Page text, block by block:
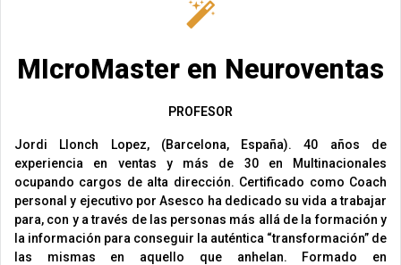
MIcroMaster en Neuroventas
PROFESOR
Jordi Llonch Lopez, (Barcelona, España). 40 años de
experiencia en ventas y más de 30 en Multinacionales
ocupando cargos de alta dirección. Certificado como Coach
personal y ejecutivo por Asesco ha dedicado su vida a trabajar
para, con y a través de las personas más allá de la formación y
la información para conseguir la auténtica “transformación” de
las mismas en aquello que anhelan. Formado en